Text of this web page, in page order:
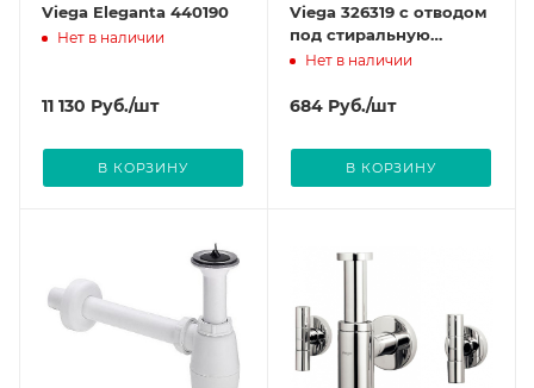
Viega Eleganta 440190
Нет в наличии
11 130 Руб./шт
В КОРЗИНУ
Viega 326319 с отводом
под стиральную
машину, без выпуска
Нет в наличии
684 Руб./шт
В КОРЗИНУ